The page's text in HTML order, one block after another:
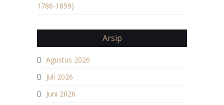
1786-1859)
Arsip
Agustus 2026
Juli 2026
Juni 2026